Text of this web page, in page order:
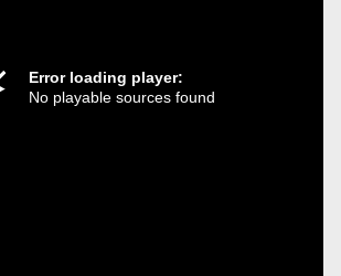
Error loading player:
No playable sources found